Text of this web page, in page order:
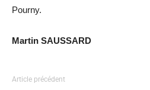
Pourny.
Martin SAUSSARD
Article précédent